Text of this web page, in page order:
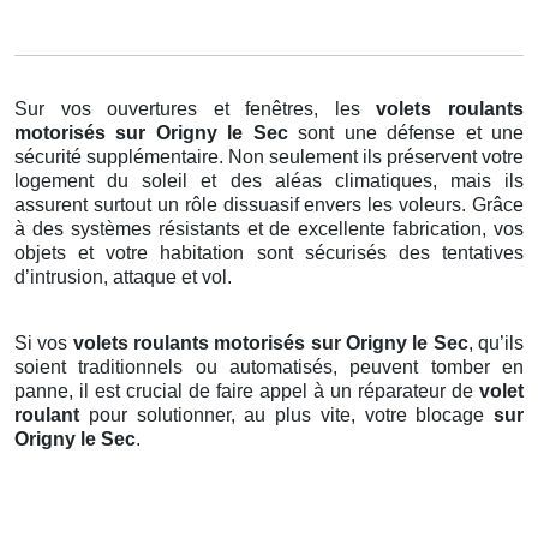
Sur vos ouvertures et fenêtres, lesvolets roulants
motorisés sur Origny le Secsont une défense et une
sécurité supplémentaire. Non seulement ils préservent votre
logement du soleil et des aléas climatiques, mais ils
assurent surtout un rôle dissuasif envers les voleurs. Grâce
à des systèmes résistants et de excellente fabrication, vos
objets et votre habitation sont sécurisés des tentatives
d’intrusion, attaque et vol.
Si vos volets roulants motorisés sur Origny le Sec, qu’ils
soient traditionnels ou automatisés, peuvent tomber en
panne, il est crucial de faire appel à un réparateur de volet
roulantpour solutionner, au plus vite, votre blocage sur
Origny le Sec.